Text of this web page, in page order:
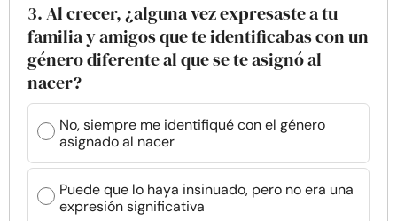
3. Al crecer, ¿alguna vez expresaste a tu
familia y amigos que te identificabas con un
género diferente al que se te asignó al
nacer?
No, siempre me identifiqué con el género
asignado al nacer
Puede que lo haya insinuado, pero no era una
expresión significativa